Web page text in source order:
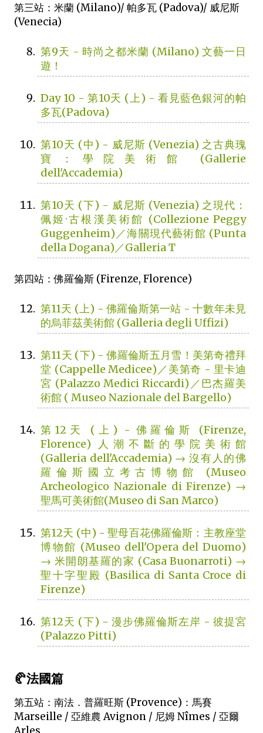
第三站：米蘭 (Milano)/ 帕多瓦 (Padova)/ 威尼斯
(Venecia)
第9天 - 時尚之都米蘭 (Milano) 文藝一日
遊！
Day 10 - 第10天 (上) - 看見藍色銀河的帕
多瓦(Padova)
第10天 (中) - 威尼斯 (Venezia) 之古典瑰
寶：學院美術館 (Gallerie
dell'Accademia)
第10天 (下) - 威尼斯 (Venezia) 之現代：
佩姬·古根漢美術館 (Collezione Peggy
Guggenheim)／海關現代藝術館 (Punta
della Dogana)／Galleria T
第四站：佛羅倫斯 (Firenze, Florence)
第11天 (上) - 佛羅倫斯第一站 - 十數年未見
的烏菲茲美術館 (Galleria degli Uffizi)
第11天 (下) - 佛羅倫斯五月雪！美第奇禮拜
堂 (Cappelle Medicee)／美第奇 - 里卡迪
宮 (Palazzo Medici Riccardi)／巴杰羅美
術館 ( Museo Nazionale del Bargello)
第12天 (上) - 佛羅倫斯 (Firenze,
Florence) 人潮不斷的學院美術館
(Galleria dell'Accademia) → 沒有人的佛
羅倫斯國立考古博物館 (Museo
Archeologico Nazionale di Firenze) →
聖馬可美術館(Museo di San Marco)
第12天 (中) - 聖母百花佛羅倫斯：主教座堂
博物館 (Museo dell'Opera del Duomo)
→ 米開朗基羅的家 (Casa Buonarroti) →
聖十字聖殿 (Basilica di Santa Croce di
Firenze)
第12天 (下) - 漫步佛羅倫斯左岸 - 彼提宮
(Palazzo Pitti)
🥐法國篇
第五站：南法．普羅旺斯 (Provence)：馬賽
Marseille / 亞維農 Avignon / 尼姆 Nîmes / 亞爾